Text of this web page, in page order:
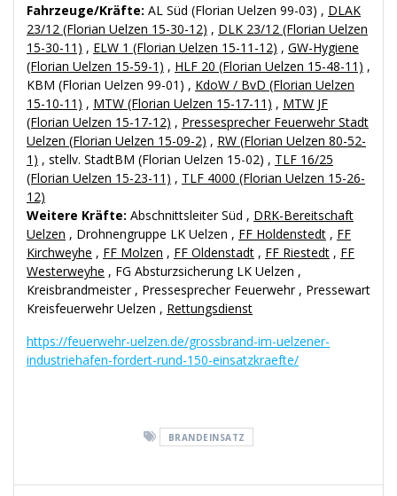
Fahrzeuge/Kräfte: AL Süd (Florian Uelzen 99-03) , DLAK
23/12 (Florian Uelzen 15-30-12) , DLK 23/12 (Florian Uelzen
15-30-11) , ELW 1 (Florian Uelzen 15-11-12) , GW-Hygiene
(Florian Uelzen 15-59-1) , HLF 20 (Florian Uelzen 15-48-11) ,
KBM (Florian Uelzen 99-01) , KdoW / BvD (Florian Uelzen
15-10-11) , MTW (Florian Uelzen 15-17-11) , MTW JF
(Florian Uelzen 15-17-12) , Pressesprecher Feuerwehr Stadt
Uelzen (Florian Uelzen 15-09-2) , RW (Florian Uelzen 80-52-
1) , stellv. StadtBM (Florian Uelzen 15-02) , TLF 16/25
(Florian Uelzen 15-23-11) , TLF 4000 (Florian Uelzen 15-26-
12)
Weitere Kräfte: Abschnittsleiter Süd , DRK-Bereitschaft
Uelzen , Drohnengruppe LK Uelzen , FF Holdenstedt , FF
Kirchweyhe , FF Molzen , FF Oldenstadt , FF Riestedt , FF
Westerweyhe , FG Absturzsicherung LK Uelzen ,
Kreisbrandmeister , Pressesprecher Feuerwehr , Pressewart
Kreisfeuerwehr Uelzen , Rettungsdienst
https://feuerwehr-uelzen.de/grossbrand-im-uelzener-
industriehafen-fordert-rund-150-einsatzkraefte/
BRANDEINSATZ